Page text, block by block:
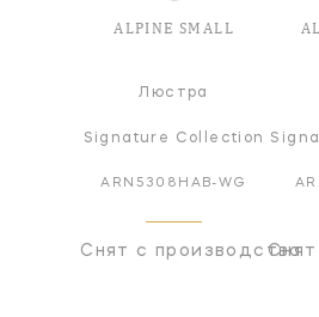
ALPINE SMALL
Люстра
Signature Collection
ARN5308HAB-WG
Снят с производства
Снят